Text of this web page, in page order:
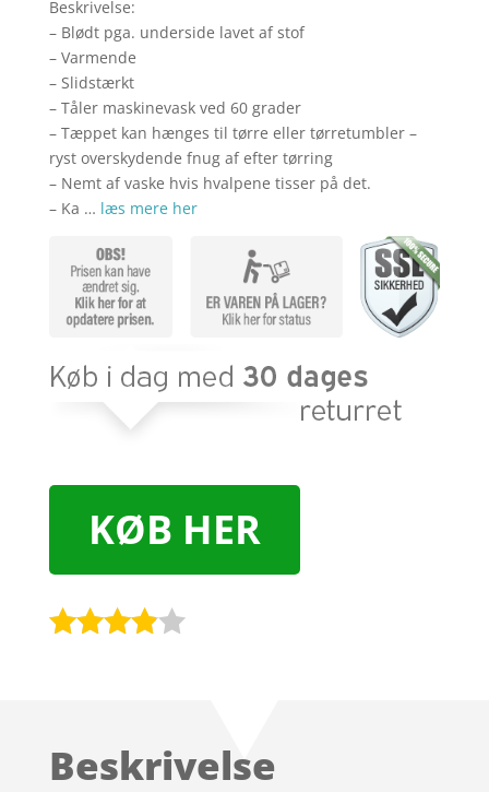
kr. 149,00.
Beskrivelse:
– Blødt pga. underside lavet af stof
– Varmende
– Slidstærkt
– Tåler maskinevask ved 60 grader
– Tæppet kan hænges til tørre eller tørretumbler –
ryst overskydende fnug af efter tørring
– Nemt af vaske hvis hvalpene tisser på det.
– Ka … læs mere her
KØB HER
på
Beskrivelse